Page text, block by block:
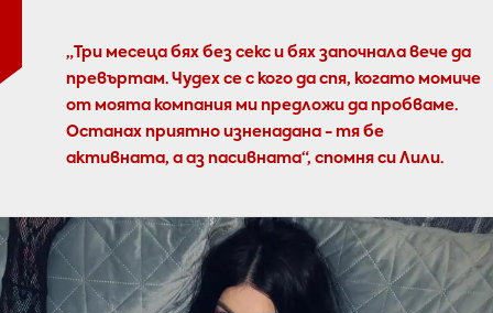
„Три месеца бях без секс и бях започнала вече да
превъртам. Чудех се с кого да спя, когато момиче
от моята компания ми предложи да пробваме.
Останах приятно изненадана - тя бе
активната, а аз пасивната“, спомня си Лили.